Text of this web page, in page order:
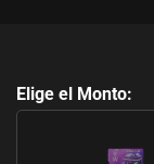
Elige el Monto:
Fire
Diamantes